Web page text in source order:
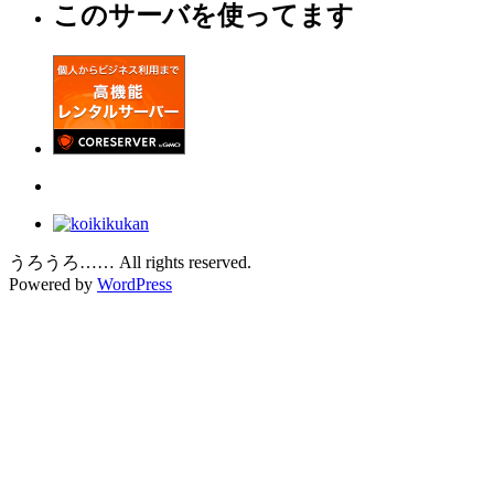
このサーバを使ってます
うろうろ…… All rights reserved.
Powered by WordPress